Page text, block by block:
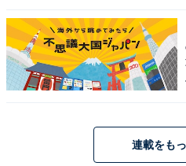
して、恐怖のあまり何も言
いう典史さん。
僕の実家に帰るのもNG、コ
生活が始まりました。妻とは
連載をも